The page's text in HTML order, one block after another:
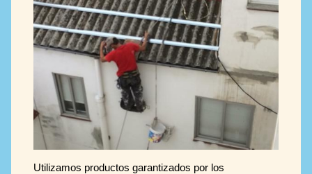
Utilizamos productos garantizados por los